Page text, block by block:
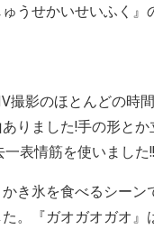
うせかいせいふく』
影のほとんどの時間
りました!手の形と
表情筋を使いました!!
氷を食べるシーン
。『ガオガオガオ』